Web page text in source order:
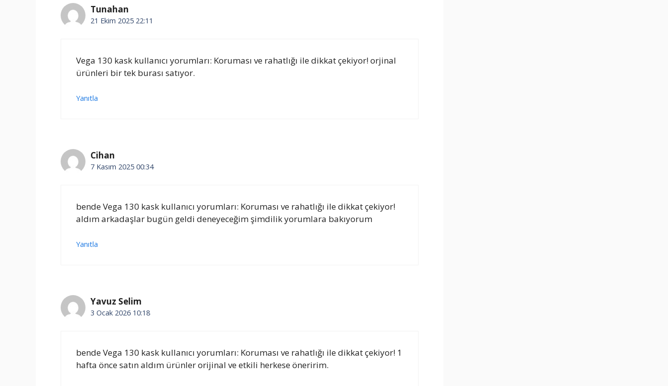
Tunahan
21 Ekim 2025 22:11
Vega 130 kask kullanıcı yorumları: Koruması ve rahatlığı ile dikkat çekiyor! orjinal
ürünleri bir tek burası satıyor.
Yanıtla
Cihan
7 Kasım 2025 00:34
bende Vega 130 kask kullanıcı yorumları: Koruması ve rahatlığı ile dikkat çekiyor!
aldım arkadaşlar bugün geldi deneyeceğim şimdilik yorumlara bakıyorum
Yanıtla
Yavuz Selim
3 Ocak 2026 10:18
bende Vega 130 kask kullanıcı yorumları: Koruması ve rahatlığı ile dikkat çekiyor! 1
hafta önce satın aldım ürünler orijinal ve etkili herkese öneririm.